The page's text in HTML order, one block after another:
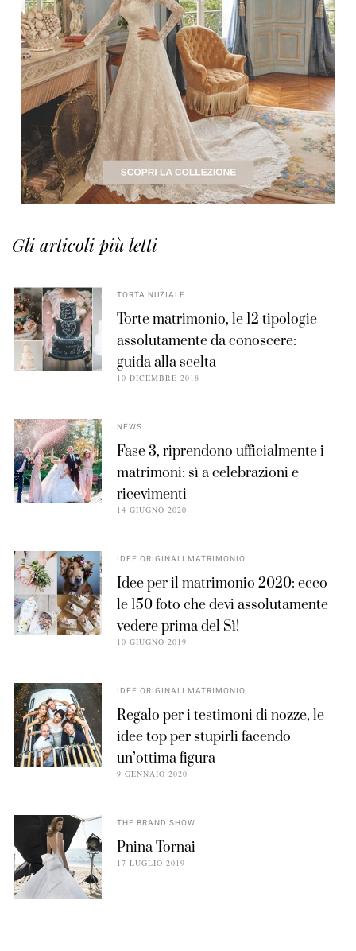
Gli articoli più letti
TORTA NUZIALE
Torte matrimonio, le 12 tipologie
assolutamente da conoscere:
guida alla scelta
10 DICEMBRE 2018
NEWS
Fase 3, riprendono ufficialmente i
matrimoni: sì a celebrazioni e
ricevimenti
14 GIUGNO 2020
IDEE ORIGINALI MATRIMONIO
Idee per il matrimonio 2020: ecco
le 150 foto che devi assolutamente
vedere prima del Sì!
10 GIUGNO 2019
IDEE ORIGINALI MATRIMONIO
Regalo per i testimoni di nozze, le
idee top per stupirli facendo
un’ottima figura
9 GENNAIO 2020
THE BRAND SHOW
Pnina Tornai
17 LUGLIO 2019